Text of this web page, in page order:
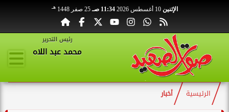
الإثنين 10 أغسطس 2026 11:34 صـ 25 صفر 1448 هـ
رئيس التحرير
محمد عبد اللاه
الرئيسية أخبار